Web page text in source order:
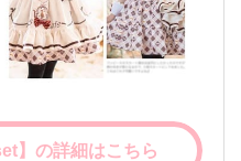
】の詳細はこちら